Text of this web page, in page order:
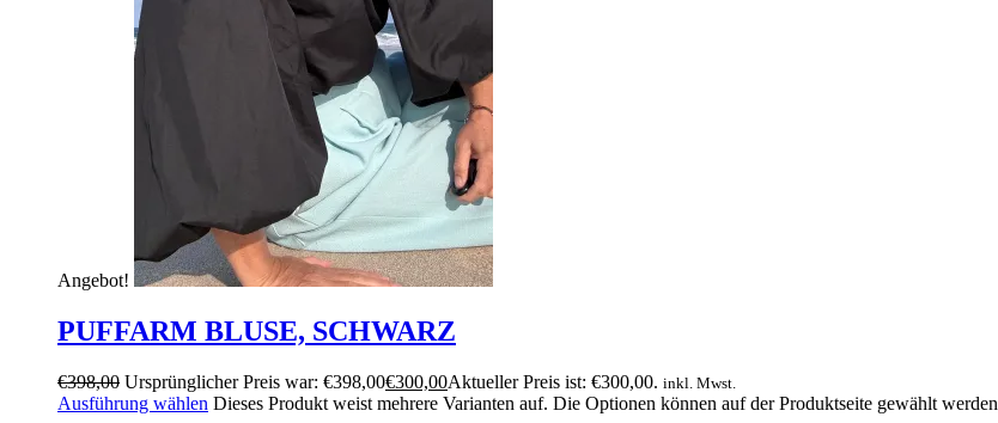
Angebot!
PUFFARM BLUSE, SCHWARZ
€398,00 Ursprünglicher Preis war: €398,00€300,00Aktueller Preis ist: €300,00. inkl. Mwst.
Ausführung wählen Dieses Produkt weist mehrere Varianten auf. Die Optionen können auf der Produktseite gewählt werden